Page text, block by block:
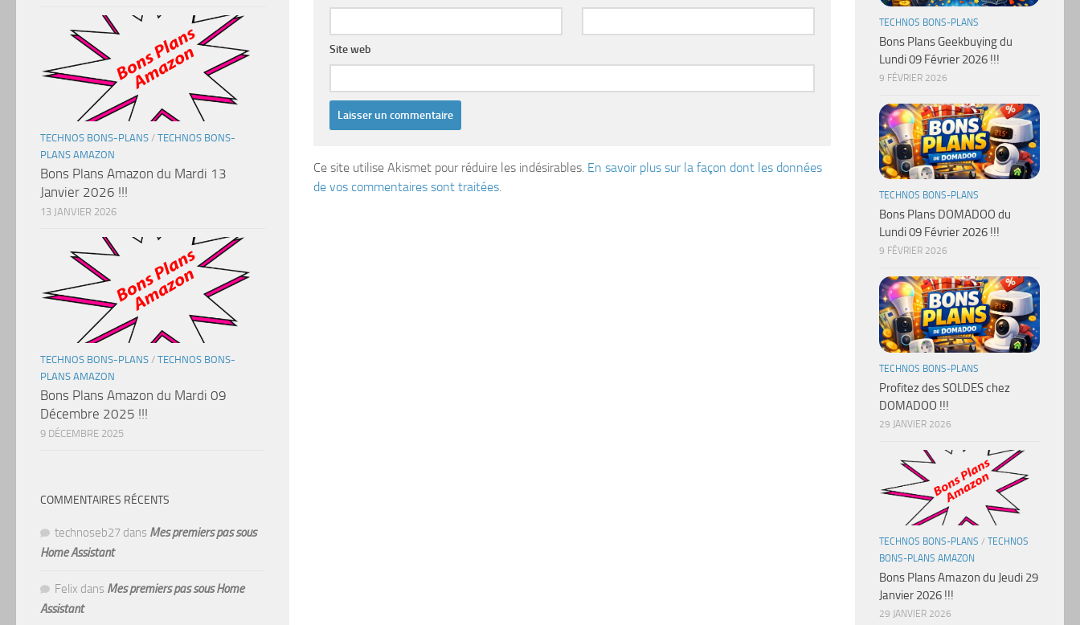
Site web
Ce site utilise Akismet pour réduire les indésirables. En savoir plus sur la façon dont les données
de vos commentaires sont traitées
TECHNOS BONS-PLANS / TECHNOS BONS-
PLANS AMAZON
Bons Plans Amazon du Mardi 13
Janvier 2026 !!!
13 JANVIER 2026
TECHNOS BONS-PLANS / TECHNOS BONS-
PLANS AMAZON
Bons Plans Amazon du Mardi 09
Décembre 2025 !!!
9 DÉCEMBRE 2025
COMMENTAIRES RÉCENTS
technoseb27 dans Mes premiers pas sous
Home Assistant
Felix dans Mes premiers pas sous Home
Assistant
TECHNOS BONS-PLANS
Bons Plans Geekbuying du
Lundi 09 Février 2026 !!!
9 FÉVRIER 2026
TECHNOS BONS-PLANS
Bons Plans DOMADOO du
Lundi 09 Février 2026 !!!
9 FÉVRIER 2026
TECHNOS BONS-PLANS
Profitez des SOLDES chez
DOMADOO !!!
29 JANVIER 2026
TECHNOS BONS-PLANS / TECHNOS
BONS-PLANS AMAZON
Bons Plans Amazon du Jeudi 29
Janvier 2026 !!!
29 JANVIER 2026